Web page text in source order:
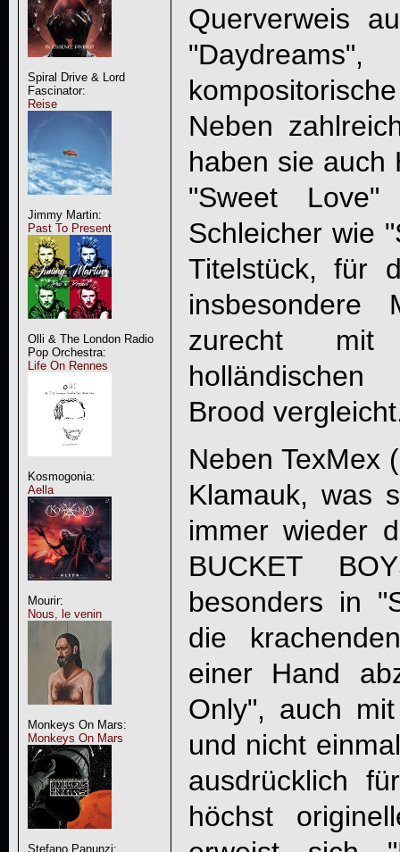
Spiral Drive & Lord
Fascinator:
Reise
Jimmy Martin:
Past To Present
Olli & The London Radio
Pop Orchestra:
Life On Rennes
Kosmogonia:
Aella
Mourir:
Nous, le venin
Monkeys On Mars:
Monkeys On Mars
Stefano Panunzi:
Querverweis
Neben
haben sie auch
"Sweet
Schleicher wie
Titelstück, für
insbesondere
zurecht mit
Brood
Neben TexMex
Klamauk, was
immer wieder
BUCKET
besonders in
die
einer Hand
Only", auch
und nicht
ausdrücklich
höchst